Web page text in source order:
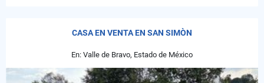
CASA EN VENTA EN SAN SIMÒN
En: Valle de Bravo, Estado de México